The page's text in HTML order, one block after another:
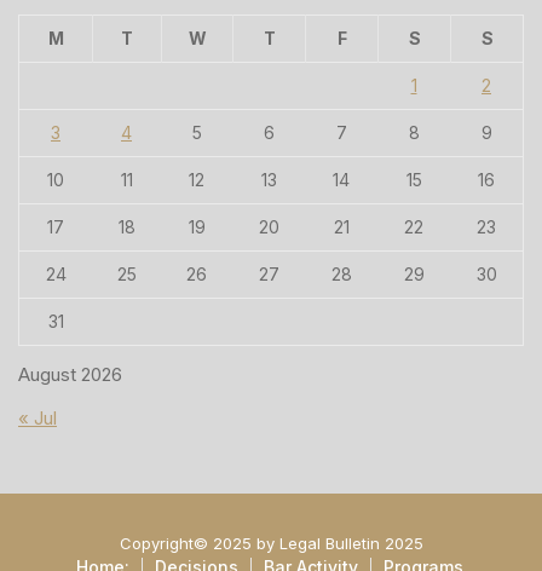
August 2026
M T W T F S S
1 2
3 4 5 6 7 8 9
10 11 12 13 14 15 16
17 18 19 20 21 22 23
24 25 26 27 28 29 30
31
« Jul
Copyright© 2025 by Legal Bulletin 2025